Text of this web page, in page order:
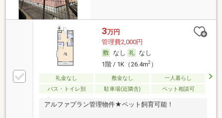
3万円
管理費2,000円
なし
なし
1階 / 1K（26.4m2）
礼金なし 敷金なし
一人暮らし
バス・トイレ別
駐車場(近隣含) ペット相談可
アルファプラン管理物件★ペット飼育可能！